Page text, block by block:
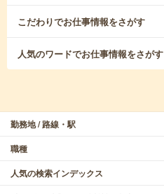
こだわりでお仕事情報をさがす
人気のワードでお仕事情報をさがす
勤務地 / 路線・駅
職種
人気の検索インデックス